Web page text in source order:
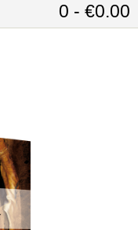
0 - €0.00